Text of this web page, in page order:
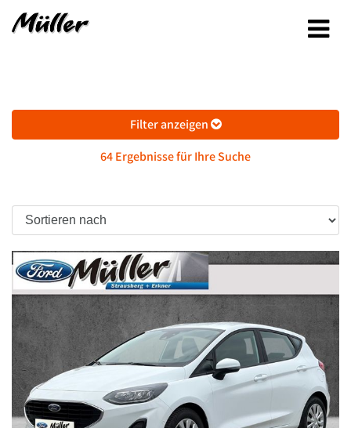
64 Ergebnisse für Ihre Suche
Filter anzeigen